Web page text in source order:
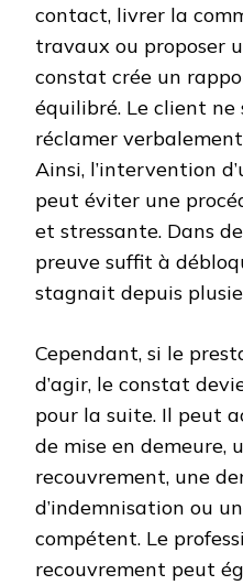
contact, livrer la
travaux ou proposer
constat crée un
équilibré. Le client
réclamer
Ainsi, l’intervention
peut éviter une
et stressante. Dans
preuve suffit à
stagnait depuis
Cependant, si le
d’agir, le constat
pour la suite. Il peut
de mise en demeure,
recouvrement, une
d’indemnisation ou
compétent. Le
recouvrement peut